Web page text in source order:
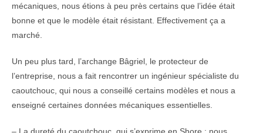
mécaniques, nous étions à peu près certains que l’idée était
bonne et que le modèle était résistant. Effectivement ça a
marché.
Un peu plus tard, l’archange Bâgriel, le protecteur de
l’entreprise, nous a fait rencontrer un ingénieur spécialiste du
caoutchouc, qui nous a conseillé certains modèles et nous a
enseigné certaines données mécaniques essentielles.